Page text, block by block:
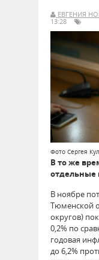
ЕВГЕНИЯ
13:28
Фото Сергея
В то же
отдельные
В ноябре
Тюменской
округов)
0,2% по
годовая
до 6,2%